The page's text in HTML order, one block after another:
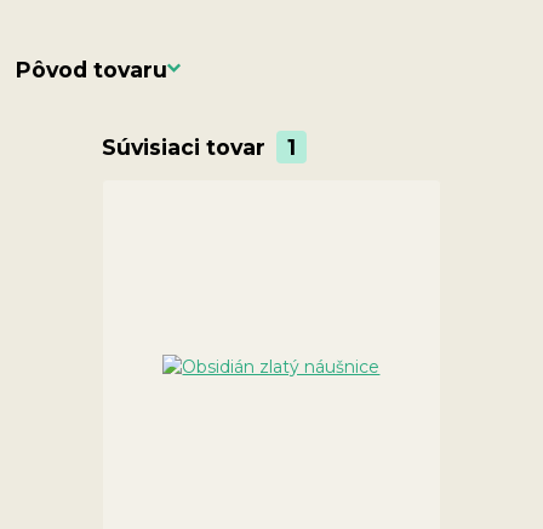
Pôvod tovaru
Súvisiaci tovar 1